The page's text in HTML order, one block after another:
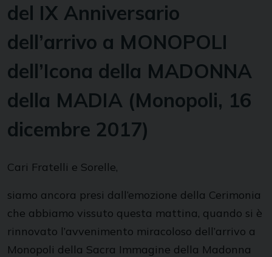
del IX Anniversario
dell’arrivo a MONOPOLI
dell’Icona della MADONNA
della MADIA (Monopoli, 16
dicembre 2017)
Cari Fratelli e Sorelle,
siamo ancora presi dall’emozione della Cerimonia
che abbiamo vissuto questa mattina, quando si è
rinnovato l’avvenimento miracoloso dell’arrivo a
Monopoli della Sacra Immagine della Madonna